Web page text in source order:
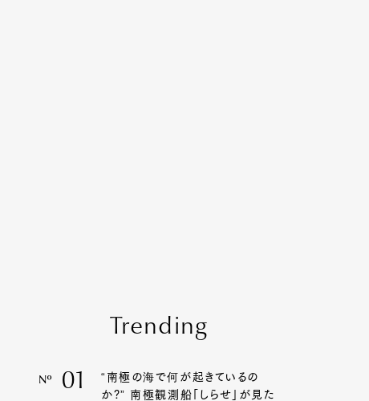
Trending
Nº 01
“南極の海で何が起きているの
か?” 南極観測船「しらせ」が見た